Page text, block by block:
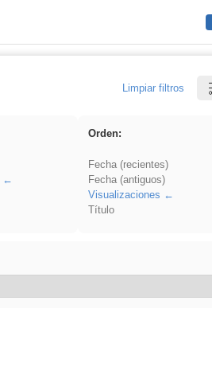
Limpiar filtros
Orden:
Fecha (recientes)
Fecha (antiguos)
Visualizaciones
Título